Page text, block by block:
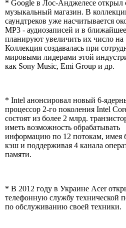
* Google в Лос-Анджелесе открыл
музыкальный магазин. В
саундтреков уже насчитывается
MP3 - аудиозаписей и в
планируют увеличить их число на
Коллекция создавалась при
мировыми лидерами этой
как Sony Music, Emi Group и др.
* Intel анонсировал новый 6-
процессор 2-го поколения Intel
состоят из более 2 млрд.
иметь возможность обрабатывать
информацию по 12 потокам, имея
кэш и поддерживая 4 канала
памяти.
* В 2012 году в Украине Acer
телефонную службу технической
по обслуживанию своей техники.